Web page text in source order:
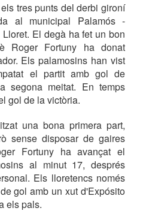
tres punts del derbi gironí
al municipal Palamós -
El degà ha fet un bon
Roger Fortuny ha donat
Els palamosins han vist
el partit amb gol de
segona meitat. En temps
gol de la victòria.
una bona primera part,
sense disposar de gaires
Fortuny ha avançat el
al minut 17, després
Els lloretencs només
gol amb un xut d'Expósito
els pals.